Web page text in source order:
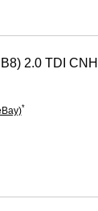
2.0 TDI CNH
*